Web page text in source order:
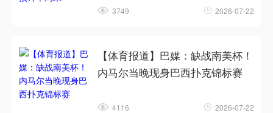
3749 2026-07-22
【体育报道】巴媒：缺战南美杯！
内马尔当晚现身巴西扑克锦标赛
4116 2026-07-22